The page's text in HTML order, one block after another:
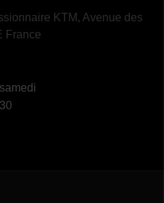
KTM, Avenue des
France